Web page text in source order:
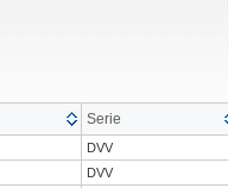
Serie
DVV
DVV